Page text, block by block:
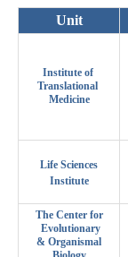
Unit
Institute of
Translational
Medicine
Life Sciences
Institute
The Center for
Evolutionary
& Organismal